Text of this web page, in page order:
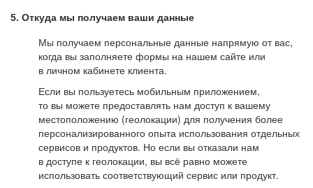
5. Откуда мы получаем ваши данные
Мы получаем персональные данные напрямую от вас,
когда вы заполняете формы на нашем сайте или
в личном кабинете клиента.
Если вы пользуетесь мобильным приложением,
то вы можете предоставлять нам доступ к вашему
местоположению (геолокации) для получения более
персонализированного опыта использования отдельных
сервисов и продуктов. Но если вы отказали нам
в доступе к геолокации, вы всё равно можете
использовать соответствующий сервис или продукт.